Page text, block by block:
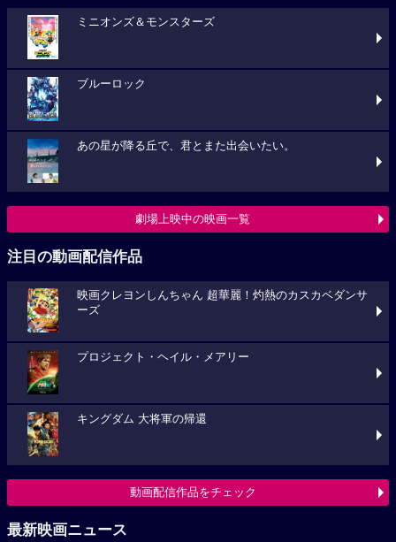
ミニオンズ＆モンスターズ
ブルーロック
あの星が降る丘で、君とまた出会いたい。
劇場上映中の映画一覧
注目の動画配信作品
映画クレヨンしんちゃん 超華麗！灼熱のカスカベダンサ
ーズ
プロジェクト・ヘイル・メアリー
キングダム 大将軍の帰還
動画配信作品をチェック
最新映画ニュース